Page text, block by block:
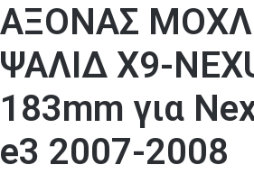
ΑΞΟΝΑΣ
ΨΑΛΙΔ Χ9-
183mm για
e3 2007-2008